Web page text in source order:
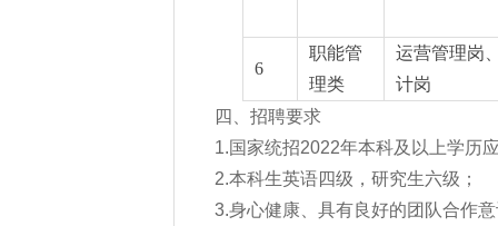
6
职能管
理类
运营管理岗
计岗
四、招聘要求
1.国家统招2022年本科及以上学历
2.本科生英语四级，研究生六级；
3.身心健康、具有良好的团队合作